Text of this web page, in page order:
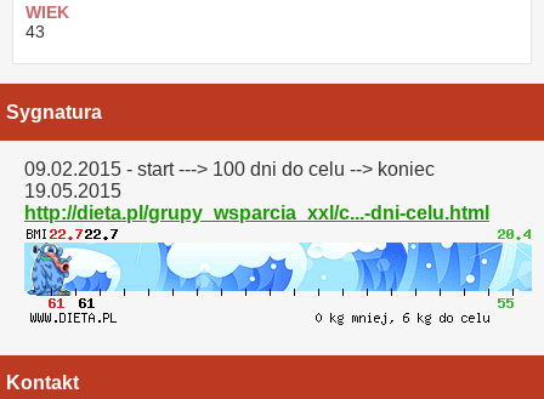
WIEK
43
Sygnatura
09.02.2015 - start ---> 100 dni do celu --> koniec
19.05.2015
http://dieta.pl/grupy_wsparcia_xxl/c...-dni-celu.html
Kontakt